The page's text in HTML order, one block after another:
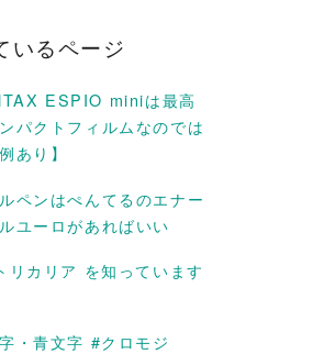
READ MORE
いつからリンゴが赤いと錯
ルド
いるページ
ESPIO miniは最高
パクトフィルムなのでは
あり】
ペンはぺんてるのエナー
ユーロがあればいい
リカリア を知っています
・青文字 #クロモジ